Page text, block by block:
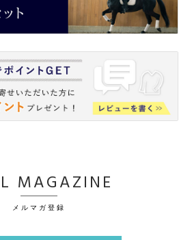
MAGAZINE
メルマガ登録